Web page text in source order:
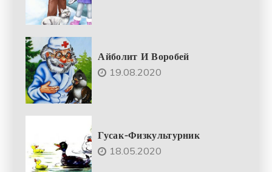
Айболит И Воробей
19.08.2020
Гусак-Физкультурник
18.05.2020